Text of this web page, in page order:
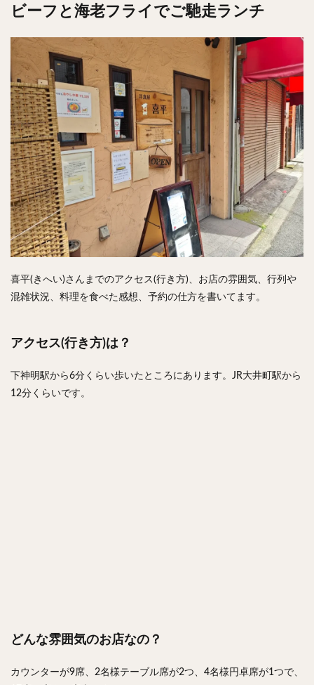
ビーフと海老フライでご馳走ランチ
喜平(きへい)さんまでのアクセス(行き方)、お店の雰囲気、行列や
混雑状況、料理を食べた感想、予約の仕方を書いてます。
アクセス(行き方)は？
下神明駅から6分くらい歩いたところにあります。JR大井町駅から
12分くらいです。
どんな雰囲気のお店なの？
カウンターが9席、 2名様テーブル席が2つ、 4名様円卓席が1つで、